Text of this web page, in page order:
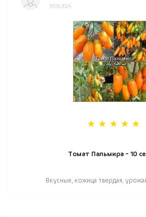
19.09.2024
Томат Пальмира - 10
Вкусные, кожица твердая,